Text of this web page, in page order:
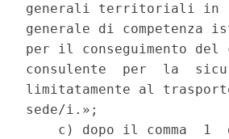
generali territoriali in
generale di competenza
per il conseguimento
consulente  per  la
limitatamente al
sede/i.»;
c) dopo il comma  1